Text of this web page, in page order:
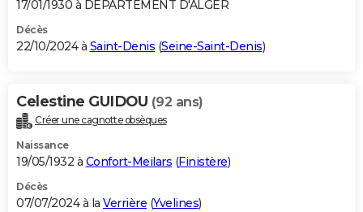
17/01/1930 à DEPARTEMENT D'ALGER
Décès
22/10/2024 à Saint-Denis (Seine-Saint-Denis)
Celestine GUIDOU (92 ans)
Créer une cagnotte obsèques
Naissance
19/05/1932 à Confort-Meilars (Finistère)
Décès
07/07/2024 à la Verrière (Yvelines)